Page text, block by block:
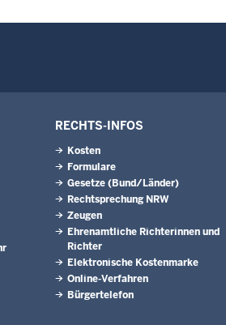
RECHTS-INFOS
Kosten
Formulare
Gesetze (Bund/Länder)
Rechtsprechung NRW
Zeugen
Ehrenamtliche Richterinnen und
Richter
Elektronische Kostenmarke
Online-Verfahren
Bürgertelefon